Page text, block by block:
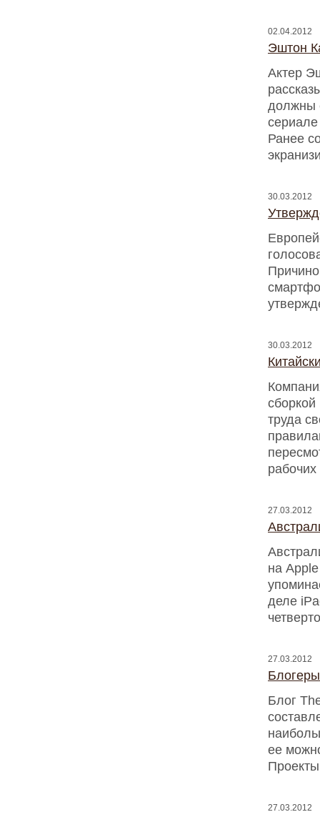
02.04.2012
Эштон
Актер
должны
Ранее
30.03.2012
30.03.2012
труда
рабочих
27.03.2012
на
деле
27.03.2012
Блог
ее
27.03.2012